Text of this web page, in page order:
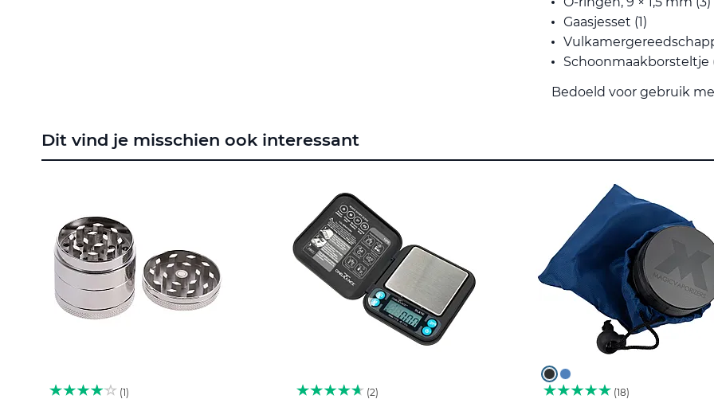
Gaasjesset (1)
Schoonmaakborsteltje
Bedoeld voor gebruik
Dit vind je misschien ook interessant
1 2 18